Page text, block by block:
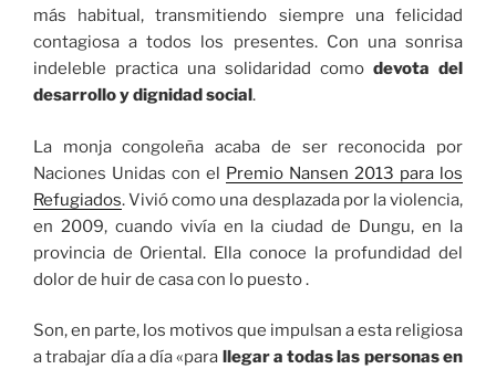
más habitual, transmitiendo siempre una felicidad
contagiosa a todos los presentes. Con una sonrisa
indeleble practica una solidaridad como devota del
desarrollo y dignidad social.
La monja congoleña acaba de ser reconocida por
Naciones Unidas con el Premio Nansen 2013 para los
Refugiados. Vivió como una desplazada por la violencia,
en 2009, cuando vivía en la ciudad de Dungu, en la
provincia de Oriental. Ella conoce la profundidad del
dolor de huir de casa con lo puesto .
Son, en parte, los motivos que impulsan a esta religiosa
a trabajar día a día «para llegar a todas las personas en